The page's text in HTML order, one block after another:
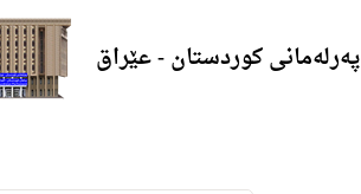
پەرلەمانی کوردستان - عێراق